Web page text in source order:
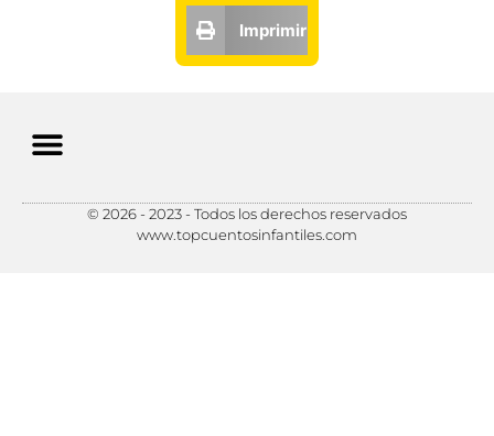
Imprimir
© 2026 - 2023 - Todos los derechos reservados
www.topcuentosinfantiles.com